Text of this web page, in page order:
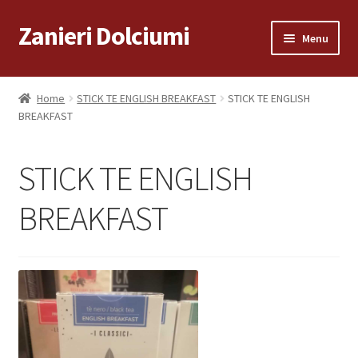
Vai
alla
Vai
al
Zanieri Dolciumi Menu
Home
Carrello
Consegna a Domicilio
Dove siamo
Home STICK TE ENGLISH BREAKFAST
STICK TE ENGLISH
BREAKFAST
STICK TE ENGLISH
BREAKFAST